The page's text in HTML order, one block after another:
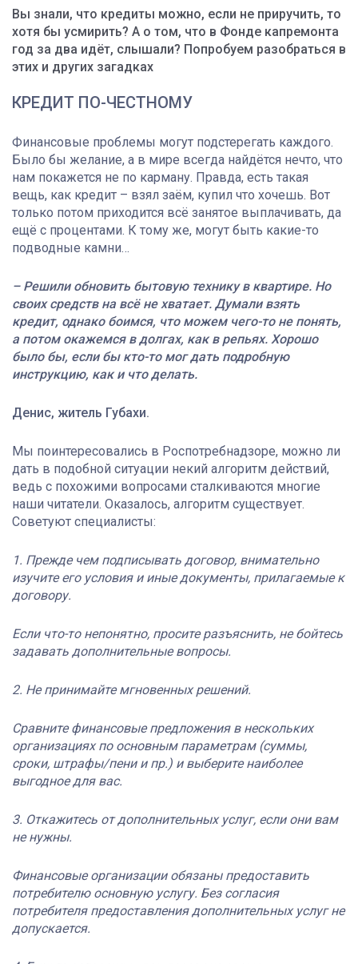
Вы знали, что кредиты можно, если не приручить, то
хотя бы усмирить? А о том, что в Фонде капремонта
год за два идёт, слышали? Попробуем разобраться в
этих и других загадках
КРЕДИТ ПО-ЧЕСТНОМУ
Финансовые проблемы могут подстерегать каждого.
Было бы желание, а в мире всегда найдётся нечто, что
нам покажется не по карману. Правда, есть такая
вещь, как кредит – взял заём, купил что хочешь. Вот
только потом приходится всё занятое выплачивать, да
ещё с процентами. К тому же, могут быть какие-то
подводные камни…
– Решили обновить бытовую технику в квартире. Но
своих средств на всё не хватает. Думали взять
кредит, однако боимся, что можем чего-то не понять,
а потом окажемся в долгах, как в репьях. Хорошо
было бы, если бы кто-то мог дать подробную
инструкцию, как и что делать.
Денис, житель Губахи.
Мы поинтересовались в Роспотребнадзоре, можно ли
дать в подобной ситуации некий алгоритм действий,
ведь с похожими вопросами сталкиваются многие
наши читатели. Оказалось, алгоритм существует.
Советуют специалисты:
1. Прежде чем подписывать договор, внимательно
изучите его условия и иные документы, прилагаемые к
договору.
Если что-то непонятно, просите разъяснить, не бойтесь
задавать дополнительные вопросы.
2. Не принимайте мгновенных решений.
Сравните финансовые предложения в нескольких
организациях по основным параметрам (суммы,
сроки, штрафы/пени и пр.) и выберите наиболее
выгодное для вас.
3. Откажитесь от дополнительных услуг, если они вам
не нужны.
Финансовые организации обязаны предоставить
потребителю основную услугу. Без согласия
потребителя предоставления дополнительных услуг не
допускается.